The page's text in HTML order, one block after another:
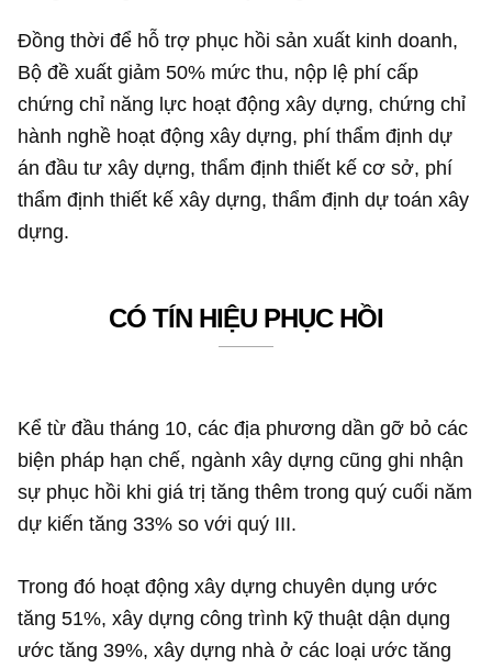
Đồng thời để hỗ trợ phục hồi sản xuất kinh doanh,
Bộ đề xuất giảm 50% mức thu, nộp lệ phí cấp
chứng chỉ năng lực hoạt động xây dựng, chứng chỉ
hành nghề hoạt động xây dựng, phí thẩm định dự
án đầu tư xây dựng, thẩm định thiết kế cơ sở, phí
thẩm định thiết kế xây dựng, thẩm định dự toán xây
dựng.
CÓ TÍN HIỆU PHỤC HỒI
Kể từ đầu tháng 10, các địa phương dần gỡ bỏ các
biện pháp hạn chế, ngành xây dựng cũng ghi nhận
sự phục hồi khi giá trị tăng thêm trong quý cuối năm
dự kiến tăng 33% so với quý III.
Trong đó hoạt động xây dựng chuyên dụng ước
tăng 51%, xây dựng công trình kỹ thuật dận dụng
ước tăng 39%, xây dựng nhà ở các loại ước tăng